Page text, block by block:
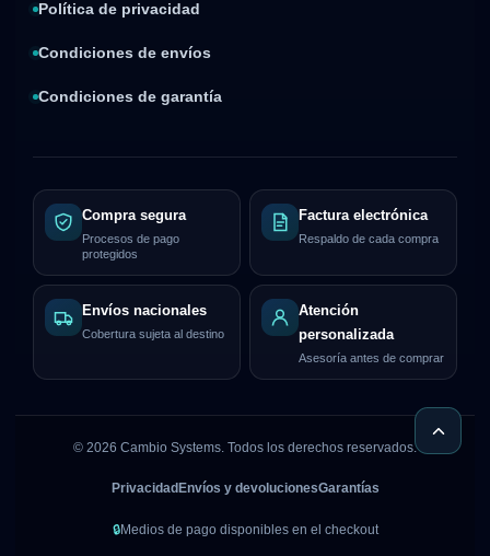
Política de privacidad
Condiciones de envíos
Condiciones de garantía
Compra segura
Procesos de pago
protegidos
Factura electrónica
Respaldo de cada compra
Envíos nacionales
Cobertura sujeta al destino
Atención
personalizada
Asesoría antes de comprar
© 2026 Cambio Systems. Todos los derechos reservados.
Privacidad Envíos y devolucionesGarantías
🔒Medios de pago disponibles en el checkout